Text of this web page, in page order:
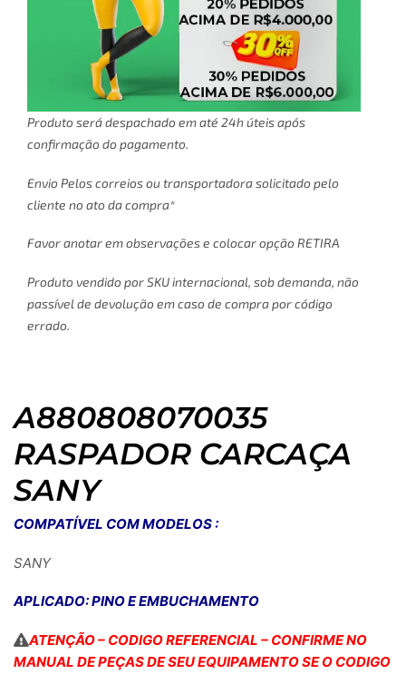
Produto será despachado em até 24h úteis após
confirmação do pagamento.
Envio Pelos correios ou transportadora solicitado pelo
cliente no ato da compra*
Favor anotar em observações e colocar opção RETIRA
Produto vendido por SKU internacional, sob demanda, não
passível de devolução em caso de compra por código
errado.
A880808070035
RASPADOR CARCAÇA
SANY
COMPATÍVEL COM MODELOS :
SANY
APLICADO: PINO E EMBUCHAMENTO
ATENÇÃO – CODIGO REFERENCIAL – CONFIRME NO
MANUAL DE PEÇAS DE SEU EQUIPAMENTO SE O CODIGO